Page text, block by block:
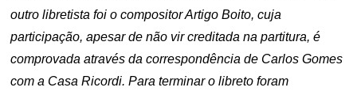
outro libretista foi o compositor Artigo Boito, cuja
participação, apesar de não vir creditada na partitura, é
comprovada através da correspondência de Carlos Gomes
com a Casa Ricordi. Para terminar o libreto foram